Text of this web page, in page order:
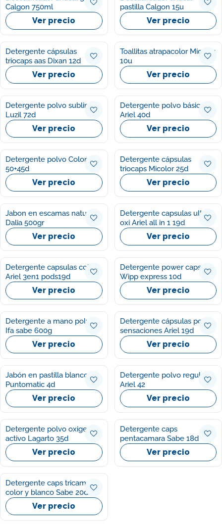
Calgon 750ml
Ver precio
pastilla Calgon 15u
Ver precio
Detergente cápsulas
triocaps aas Dixan 12d
Ver precio
Toallitas atrapacolor Micolor
10u
Ver precio
Detergente polvo sublime
Luzil 72d
Ver precio
Detergente polvo básico
Ariel 40d
Ver precio
Detergente polvo Colon
50+45d
Ver precio
Detergente cápsulas
triocaps Micolor 25d
Ver precio
Jabon en escamas natural
Dalia 500gr
Ver precio
Detergente capsulas ultra
oxi Ariel all in 1 19d
Ver precio
Detergente capsulas color
Ariel 3en1 pods19d
Ver precio
Detergente power caps
Wipp express 10d
Ver precio
Detergente a mano polvo
Ifa sabe 600g
Ver precio
Detergente cápsulas pods
sensaciones Ariel 19d
Ver precio
Jabón en pastilla blanco
Puntomatic 4d
Ver precio
Detergente polvo regular
Ariel 42
Ver precio
Detergente polvo oxigeno
activo Lagarto 35d
Ver precio
Detergente caps
pentacamara Sabe 18d
Ver precio
Detergente caps tricamara
color y blanco Sabe 20d
Ver precio